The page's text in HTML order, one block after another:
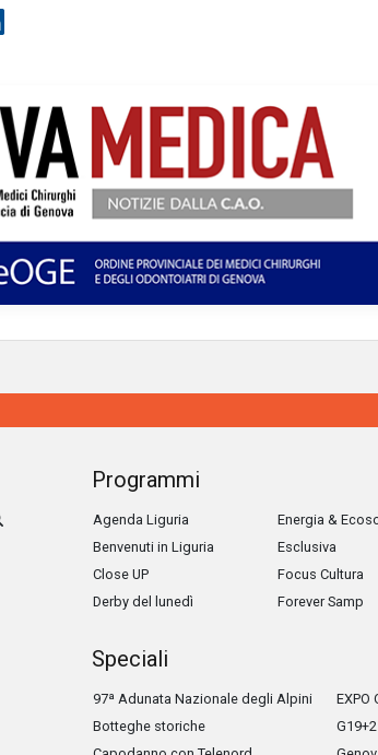
Programmi
Agenda Liguria
Benvenuti in Liguria
Close UP
Derby del lunedì
Energia &
Esclusiva
Focus Cultura
Forever Samp
Speciali
97ª Adunata Nazionale degli Alpini
Botteghe storiche
EXPO